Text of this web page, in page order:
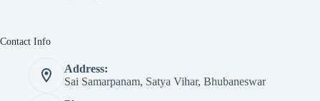
Contact Info
Address:
Sai Samarpanam, Satya Vihar, Bhubaneswar